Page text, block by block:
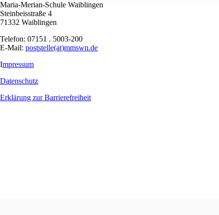
Maria-Merian-Schule Waiblingen
Steinbeisstraße 4
71332 Waiblingen
Telefon: 07151 . 5003-200
E-Mail: poststelle(at)mmswn.de
Impressum
Datenschutz
Erklärung zur Barrierefreiheit